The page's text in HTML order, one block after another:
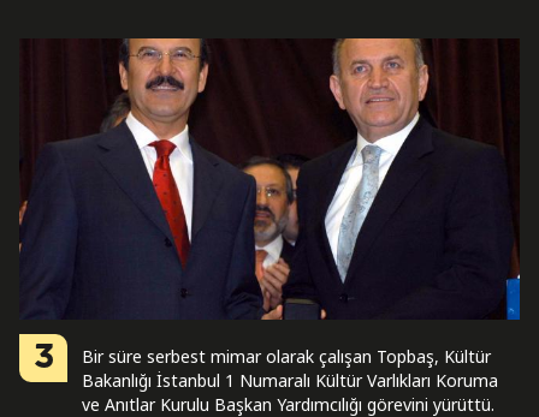
3
Bir süre serbest mimar olarak çalışan Topbaş, Kültür
Bakanlığı İstanbul 1 Numaralı Kültür Varlıkları Koruma
ve Anıtlar Kurulu Başkan Yardımcılığı görevini yürüttü.